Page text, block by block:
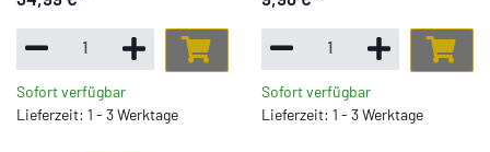
Sofort verfügbar
Lieferzeit: 1 - 3 Werktage
Sofort verfügbar
Lieferzeit: 1 - 3 Werktage